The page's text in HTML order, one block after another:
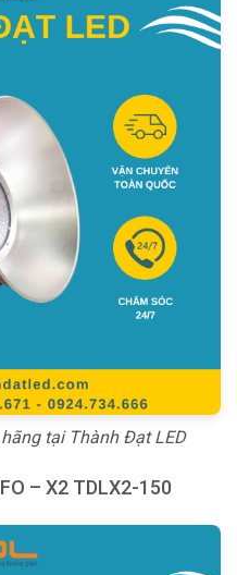
tại Thành Đạt LED
– X2 TDLX2-150